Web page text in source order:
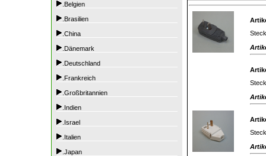
.Belgien
.Brasilien
.China
.Dänemark
.Deutschland
.Frankreich
.Großbritannien
.Indien
.Israel
.Italien
.Japan